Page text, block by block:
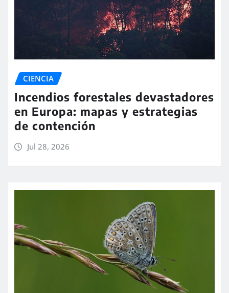
CIENCIA
Incendios forestales devastadores
en Europa: mapas y estrategias
de contención
Jul 28, 2026